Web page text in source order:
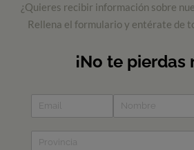
¿Quieres recibir información sobre
Rellena el formulario y entérate de